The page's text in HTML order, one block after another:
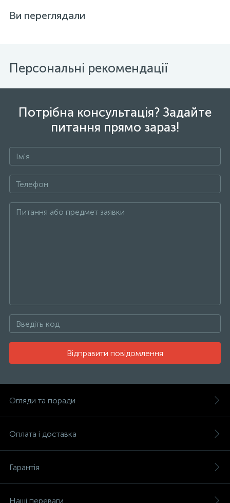
Ви переглядали
Персональні рекомендації
Потрібна консультація? Задайте
питання прямо зараз!
Відправити повідомлення
Огляди та поради
Оплата і доставка
Гарантія
Наші переваги